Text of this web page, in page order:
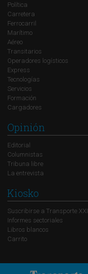
Política
Carretera
Ferrocarril
Marítimo
Aéreo
Transitarios
Operadores logísticos
Express
Tecnologías
Servicios
Formación
Cargadores
Opinión
Editorial
Columnistas
Tribuna libre
La entrevista
Kiosko
Suscribirse a Transporte XXI
Informes sectoriales
Libros blancos
Carrito